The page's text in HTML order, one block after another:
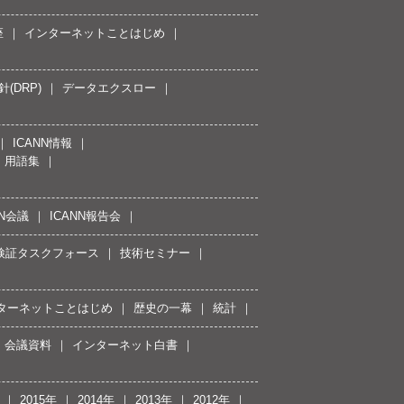
インターネットことはじめ
(DRP) データエクスロー
ICANN情報
用語集
会議 ICANN報告会
タスクフォース 技術セミナー
ーネットことはじめ 歴史の一幕 統計
会議資料 インターネット白書
2015年 2014年 2013年 2012年